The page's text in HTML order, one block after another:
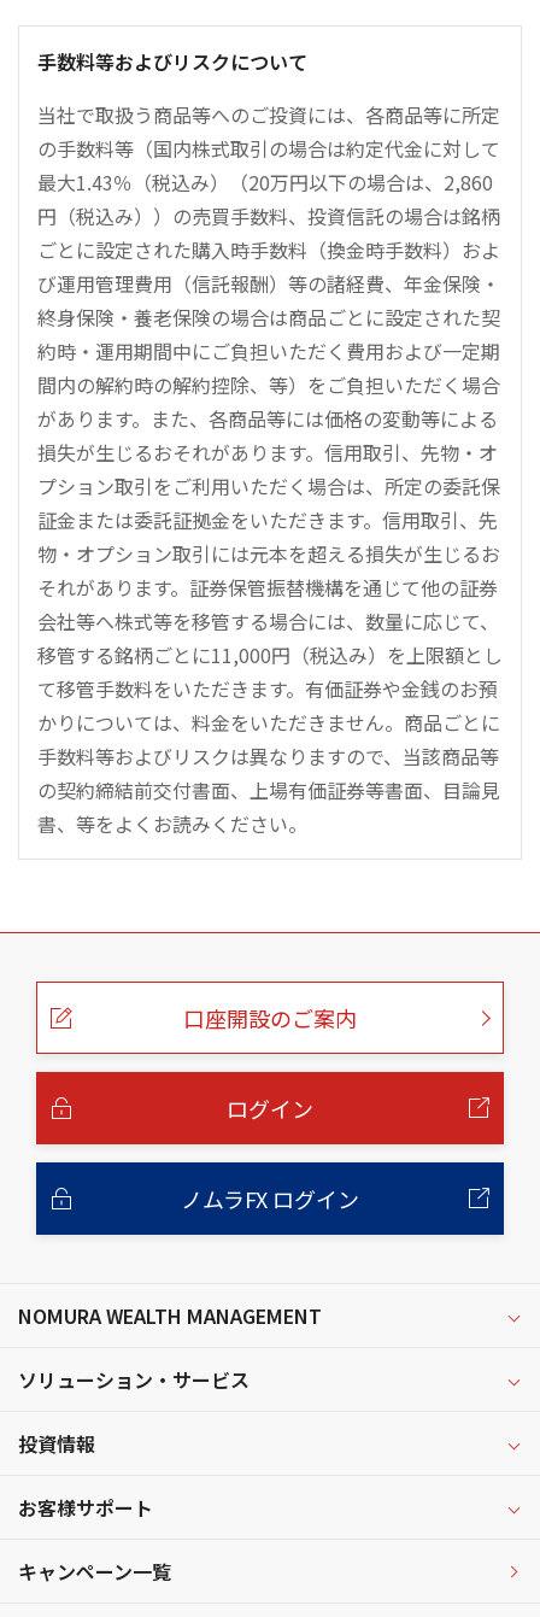
手数料等およびリスクについて
当社で取扱う商品等へのご投資には、各商品等に所定
の手数料等（国内株式取引の場合は約定代金に対して
最大1.43％（税込み）（20万円以下の場合は、2,860
円（税込み））の売買手数料、投資信託の場合は銘柄
ごとに設定された購入時手数料（換金時手数料）およ
び運用管理費用（信託報酬）等の諸経費、年金保険・
終身保険・養老保険の場合は商品ごとに設定された契
約時・運用期間中にご負担いただく費用および一定期
間内の解約時の解約控除、等）をご負担いただく場合
があります。また、各商品等には価格の変動等による
損失が生じるおそれがあります。信用取引、先物・オ
プション取引をご利用いただく場合は、所定の委託保
証金または委託証拠金をいただきます。信用取引、先
物・オプション取引には元本を超える損失が生じるお
それがあります。証券保管振替機構を通じて他の証券
会社等へ株式等を移管する場合には、数量に応じて、
移管する銘柄ごとに11,000円（税込み）を上限額とし
て移管手数料をいただきます。有価証券や金銭のお預
かりについては、料金をいただきません。商品ごとに
手数料等およびリスクは異なりますので、当該商品等
の契約締結前交付書面、上場有価証券等書面、目論見
書、等をよくお読みください。
こ
口座開設のご案内
ログイン
ノムラFX ログイン
NOMURA WEALTH MANAGEMENT
ソリューション・サービス
投資情報
お客様サポート
キャンペーン一覧